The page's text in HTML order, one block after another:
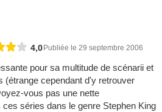
4,0 Publiée le 29 septembre 2006
pour sa multitude de scénarii et
(étrange cependant d'y retrouver
vous pas une nette
séries dans le genre Stephen King